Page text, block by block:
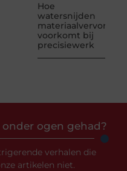
Hoe
watersnijden
voorkomt bij
precisiewerk
ogen gehad?
verhalen die
artikelen niet.